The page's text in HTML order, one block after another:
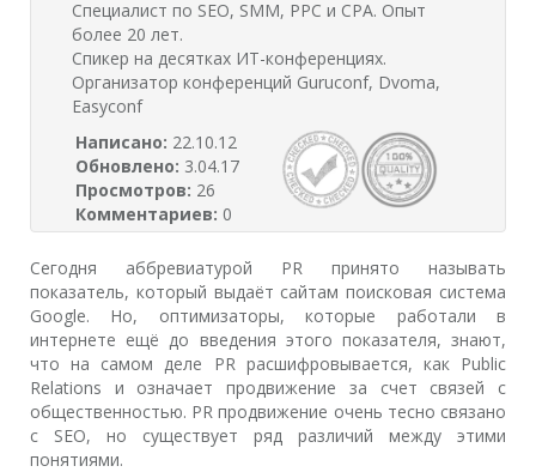
Специалист по SEO, SMM, PPC и CPA. Опыт
более 20 лет.
Спикер на десятках ИТ-конференциях.
Организатор конференций Guruconf, Dvoma,
Easyconf
Написано: 22.10.12
Обновлено: 3.04.17
Просмотров: 26
Комментариев: 0
Сегодня аббревиатурой PR принято называть
показатель, который выдаёт сайтам поисковая система
Google. Но, оптимизаторы, которые работали в
интернете ещё до введения этого показателя, знают,
что на самом деле PR расшифровывается, как Public
Relations и означает продвижение за счет связей с
общественностью. PR продвижение очень тесно связано
с SEO, но существует ряд различий между этими
понятиями.